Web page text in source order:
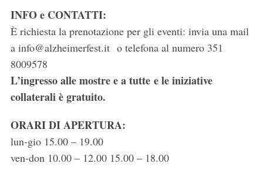
INFO e CONTATTI:
È richiesta la prenotazione per gli eventi: invia una mail
a info@alzheimerfest.it o telefona al numero 351
8009578
L’ingresso alle mostre e a tutte e le iniziative
collaterali è gratuito.
ORARI DI APERTURA:
lun-gio 15.00 – 19.00
ven-don 10.00 – 12.00 15.00 – 18.00